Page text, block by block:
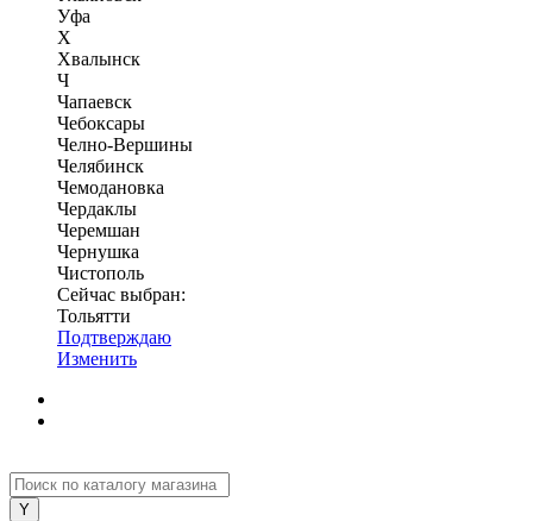
Уфа
Х
Хвалынск
Ч
Чапаевск
Чебоксары
Челно-Вершины
Челябинск
Чемодановка
Чердаклы
Черемшан
Чернушка
Чистополь
Сейчас выбран:
Тольятти
Подтверждаю
Изменить